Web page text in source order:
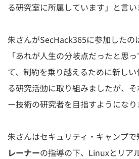
る研究室に所属しています」と言い
朱さんがSecHack365に参加したの
「あれが人生の分岐点だったと思
て、制約を乗り越えるために新し
る研究活動に取り組みましたが、
ー技術の研究者を目指すようになり
朱さんはセキュリティ・キャンプ
レーナーの指導の下、Linuxとリア